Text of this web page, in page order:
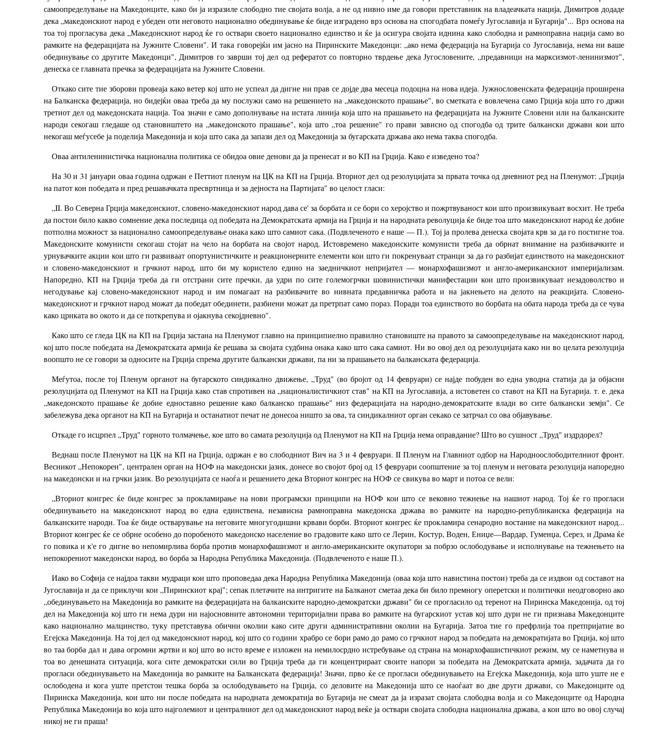
самоопределување на Македонците, како би ја изразиле слободно тие својата волја, а не од нивно име да говори претставник на владеачката нација, Димитров додаде
дека „македонскиот народ е убеден оти неговото национално обединување ќе биде изградено врз основа на спогодбата помеѓу Југославија и Бугарија"... Врз основа на
тоа тој прогласува дека „Македонскиот народ ќе го оствари своето национално единство и ќе ја осигура својата иднина како слободна и рамноправна нација само во
рамките на федерацијата на Јужните Словени". И така говорејќи им јасно на Пиринските Македонци: „ако нема федерација на Бугарија со Југославија, нема ни ваше
обединување со другите Македонци", Димитров го заврши тој дел од рефератот со повторно тврдење дека Југословените, „предавници на марксизмот-ленинизмот",
денеска се главната пречка за федерацијата на Јужните Словени.
Откако сите тие зборови провеаја како ветер кој што не успеал да дигне ни прав се дојде два месеца подоцна на нова идеја. Јужнословенската федерација проширена
на Балканска федерација, но бидејќи оваа треба да му послужи само на решението на „македонското прашање", во сметката е вовлечена само Грција која што го држи
третиот дел од македонската нација. Тоа значи е само дополнување на истата линија која што на прашањето на федерацијата на Јужните Словени или на балканските
народи секогаш гледаше од становиштето на „македонското прашање", која што „тоа решение" го прави зависно од спогодба од трите балкански држави кои што
некогаш меѓусебе ја поделија Македонија и која што сака да запази дел од Македонија за бугарската држава ако нема таква спогодба.
Оваа антиленинистичка национална политика се обидоа овие денови да ја пренесат и во КП на Грција. Како е изведено тоа?
На 30 и 31 јануари оваа година одржан е Петтиот пленум на ЦК на КП на Грција. Вториот дел од резолуцијата за првата точка од дневниот ред на Пленумот: „Грција
на патот кон победата и пред решавачката пресвртница и за дејноста на Партијата" во целост гласи:
„II. Во Северна Грција македонскиот, словено-македонскиот народ дава се' за борбата и се бори со херојство и пожртвуваност кои што произвикуваат восхит. Не треба
да постои било какво сомнение дека последица од победата на Демократската армија на Грција и на народната револуција ќе биде тоа што македонскиот народ ќе добие
потполна можност за национално самоопределување онака како што самиот сака. (Подвлеченото е наше — П.). Тој ја пролева денеска својата крв за да го постигне тоа.
Македонските комунисти секогаш стојат на чело на борбата на својот народ. Истовремено македонските комунисти треба да обрнат внимание на разбивачките и
урнувачките акции кои што ги развиваат опортунистичките и реакционерните елементи кои што ги покренуваат странци за да го разбијат единството на македонскиот
и словено-македонскиот и грчкиот народ, што би му користело едино на заедничкиот непријател — монархофашизмот и англо-американскиот империјализам.
Напоредно, КП на Грција треба да ги отстрани сите пречки, да удри по сите големогрчки шовинистички манифестации кои што произвикуваат незадоволство и
негодување кај словено-македонскиот народ и им помагаат на разбивачите во нивната предавничка работа и на јакнењето на делото на реакцијата. Словено-
македонскиот и грчкиот народ можат да победат обединети, разбиени можат да претрпат само пораз. Поради тоа единството во борбата на обата народа треба да се чува
како црнката во окото и да се поткрепува и ојакнува секојдневно".
Како што се гледа ЦК на КП на Грција застана на Пленумот главно на принципиелно правилно становиште на правото за самоопределување на македонскиот народ,
кој што после победата на Демократската армија ќе решава за својата судбина онака како што сака самиот. Ни во овој дел од резолуцијата како ни во целата резолуција
воопшто не се говори за односите на Грција спрема другите балкански држави, па ни за прашањето на балканската федерација.
Меѓутоа, после тој Пленум органот на бугарското синдикално движење, „Труд" (во бројот од 14 февруари) се најде побуден во една уводна статија да ја објасни
резолуцијата од Пленумот на КП на Грција како став спротивен на „националистичкиот став" на КП на Југославија, а истоветен со ставот на КП на Бугарија. т. е. дека
„македонското прашање ќе добие едноставно решение како балканско прашање" низ федерацијата на народно-демократските влади во сите балкански земји". Се
забележува дека органот на КП на Бугарија и останатиот печат не донесоа ништо за ова, та синдикалниот орган секако се затрчал со ова објавување.
Откаде го исцрпел „Труд" горното толмачење, кое што во самата резолуција од Пленумот на КП на Грција нема оправдание? Што во сушност „Труд" издрдорел?
Веднаш после Пленумот на ЦК на КП на Грција, одржан е во слободниот Вич на 3 и 4 февруари. II Пленум на Главниот одбор на Народноослободителниот фронт.
Весникот „Непокорен", централен орган на НОФ на македонски јазик, донесе во својот број од 15 февруари соопштение за тој пленум и неговата резолуција напоредно
на македонски и на грчки јазик. Во резолуцијата се наоѓа и решението дека Вториот конгрес на НОФ се свикува во март и потоа се вели:
„Вториот конгрес ќе биде конгрес за прокламирање на нови програмски принципи на НОФ кои што се вековно тежнење на нашиот народ. Тој ќе го прогласи
обединувањето на македонскиот народ во една единствена, независна рамноправна македонска држава во рамките на народно-републиканска федерација на
балканските народи. Тоа ќе биде остварување на неговите многугодишни крвави борби. Вториот конгрес ќе прокламира сенародно востание на македонскиот народ...
Вториот конгрес ќе се обрне особено до поробеното македонско население во градовите како што се Лерин, Костур, Воден, Ениџе—Вардар, Гуменџа, Серез, и Драма ќе
го повика и к'е го дигне во непомирлива борба против монархофашизмот и англо-американските окупатори за побрзо ослободување и исполнување на тежнењето на
непокорениот македонски народ, во борба за Народна Република Македонија. (Подвлеченото е наше П.).
Иако во Софија се најдоа такви мудраци кои што проповедаа дека Народна Република Македонија (оваа која што навистина постои) треба да се издвои од составот на
Југославија и да се приклучи кои „Пиринскиот крај"; сепак плетачите на интригите на Балканот сметаа дека би било премногу оперетски и политички неодговорно ако
„обединувањето на Македонија во рамките на федерацијата на балканските народно-демократски држави" би се прогласило од теренот на Пиринска Македонија, од тој
дел на Македонија кој што ги нема дури ни најосновните автономни територијални права во рамките на бугарскиот устав кој што дури не ги признава Македонците
како национално малцинство, туку претставува обични околии како сите други административни околии на Бугарија. Затоа тие го префрлија тоа претпријатие во
Егејска Македонија. На тој дел од македонскиот народ, кој што со години храбро се бори рамо до рамо со грчкиот народ за победата на демократијата во Грција, кој што
во таа борба дал и дава огромни жртви и кој што во исто време е изложен на немилосрдно истребување од страна на монархофашистичкиот режим, му се наметнува и
тоа во денешната ситуација, кога сите демократски сили во Грција треба да ги концентрираат своите напори за победата на Демократската армија, задачата да го
прогласи обединувањето на Македонија во рамките на Балканската федерација! Значи, прво ќе се прогласи обединувањето на Егејска Македонија, која што уште не е
ослободена и кога уште претстои тешка борба за ослободувањето на Грција, со деловите на Македонија што се наоѓаат во две други држави, со Македонците од
Пиринска Македонија, кои што ни после победата на народната демократија во Бугарија не смеат да ја изразат својата слободна волја и со Македонците од Народна
Република Македонија во која што најголемиот и централниот дел од македонскиот народ веќе ја оствари својата слободна национална држава, а кои што во овој случај
никој не ги праша!